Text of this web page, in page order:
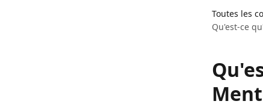
Toutes les
Qu'est-ce